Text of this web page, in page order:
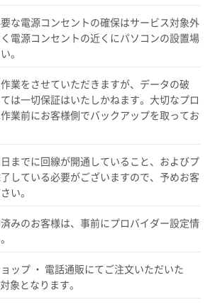
な電源コンセントの確保はサービス対象外
電源コンセントの近くにパソコンの設置場
。
業をさせていただきますが、データの破
は一切保証はいたしかねます。大切なプロ
業前にお客様側でバックアップを取ってお
までに回線が開通していること、およびプ
している必要がございますので、予めお客
い。
みのお客様は、事前にプロバイダー設定情
ップ ・ 電話通販にてご注文いただいた
象となります。